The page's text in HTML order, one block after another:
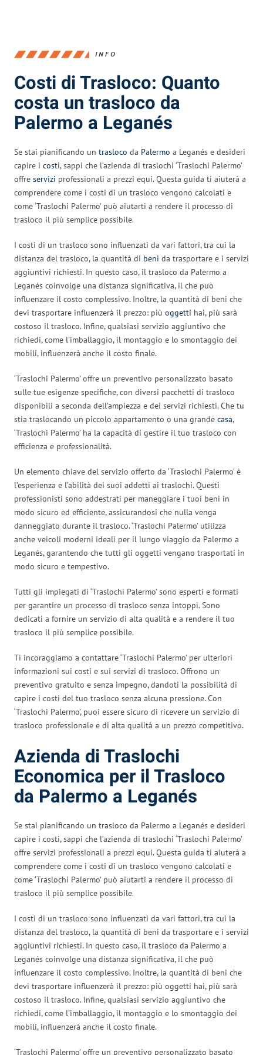
INFO
Costi di Trasloco: Quanto
costa un trasloco da
Palermo a Leganés
Se stai pianificando un trasloco da Palermo a Leganés e desideri
capire i costi, sappi che l’azienda di traslochi ‘Traslochi Palermo’
offre servizi professionali a prezzi equi. Questa guida ti aiuterà a
comprendere come i costi di un trasloco vengono calcolati e
come ‘Traslochi Palermo’ può aiutarti a rendere il processo di
trasloco il più semplice possibile.
I costi di un trasloco sono influenzati da vari fattori, tra cui la
distanza del trasloco, la quantità di beni da trasportare e i servizi
aggiuntivi richiesti. In questo caso, il trasloco da Palermo a
Leganés coinvolge una distanza significativa, il che può
influenzare il costo complessivo. Inoltre, la quantità di beni che
devi trasportare influenzerà il prezzo: più oggetti hai, più sarà
costoso il trasloco. Infine, qualsiasi servizio aggiuntivo che
richiedi, come l’imballaggio, il montaggio e lo smontaggio dei
mobili, influenzerà anche il costo finale.
‘Traslochi Palermo’ offre un preventivo personalizzato basato
sulle tue esigenze specifiche, con diversi pacchetti di trasloco
disponibili a seconda dell’ampiezza e dei servizi richiesti. Che tu
stia traslocando un piccolo appartamento o una grande casa,
‘Traslochi Palermo’ ha la capacità di gestire il tuo trasloco con
efficienza e professionalità.
Un elemento chiave del servizio offerto da ‘Traslochi Palermo’ è
l’esperienza e l’abilità dei suoi addetti ai traslochi. Questi
professionisti sono addestrati per maneggiare i tuoi beni in
modo sicuro ed efficiente, assicurandosi che nulla venga
danneggiato durante il trasloco. ‘Traslochi Palermo’ utilizza
anche veicoli moderni ideali per il lungo viaggio da Palermo a
Leganés, garantendo che tutti gli oggetti vengano trasportati in
modo sicuro e tempestivo.
Tutti gli impiegati di ‘Traslochi Palermo’ sono esperti e formati
per garantire un processo di trasloco senza intoppi. Sono
dedicati a fornire un servizio di alta qualità e a rendere il tuo
trasloco il più semplice possibile.
Ti incoraggiamo a contattare ‘Traslochi Palermo’ per ulteriori
informazioni sui costi e sui servizi di trasloco. Offrono un
preventivo gratuito e senza impegno, dandoti la possibilità di
capire i costi del tuo trasloco senza alcuna pressione. Con
‘Traslochi Palermo’, puoi essere sicuro di ricevere un servizio di
trasloco professionale e di alta qualità a un prezzo competitivo.
Azienda di Traslochi
Economica per il Trasloco
da Palermo a Leganés
Se stai pianificando un trasloco da Palermo a Leganés e desideri
capire i costi, sappi che l’azienda di traslochi ‘Traslochi Palermo’
offre servizi professionali a prezzi equi. Questa guida ti aiuterà a
comprendere come i costi di un trasloco vengono calcolati e
come ‘Traslochi Palermo’ può aiutarti a rendere il processo di
trasloco il più semplice possibile.
I costi di un trasloco sono influenzati da vari fattori, tra cui la
distanza del trasloco, la quantità di beni da trasportare e i servizi
aggiuntivi richiesti. In questo caso, il trasloco da Palermo a
Leganés coinvolge una distanza significativa, il che può
influenzare il costo complessivo. Inoltre, la quantità di beni che
devi trasportare influenzerà il prezzo: più oggetti hai, più sarà
costoso il trasloco. Infine, qualsiasi servizio aggiuntivo che
richiedi, come l’imballaggio, il montaggio e lo smontaggio dei
mobili, influenzerà anche il costo finale.
‘Traslochi Palermo’ offre un preventivo personalizzato basato